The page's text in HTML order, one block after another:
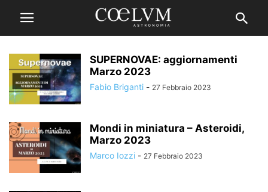
SUPERNOVAE: aggiornamenti
Marzo 2023
Fabio Briganti - 27 Febbraio 2023
Mondi in miniatura – Asteroidi,
Marzo 2023
Marco Iozzi - 27 Febbraio 2023